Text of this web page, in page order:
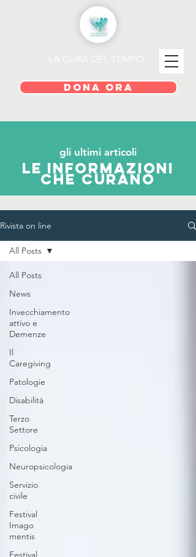
DONA ORA
gli ultimi articoli
le informazioni
che curano
Rivista on line
All Posts
News
Invecchiamento
attivo e
Demenze
Il
Caregiving
Patologie
Disabilità
Terzo
Settore
Psicologia
Neuropsicologia
Servizio
civile
Festival
Imago
mentis
Festival
All Posts